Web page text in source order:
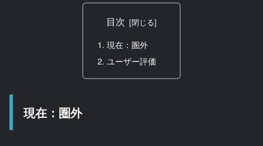
目次
現在：圏外
ユーザー評価
現在：圏外